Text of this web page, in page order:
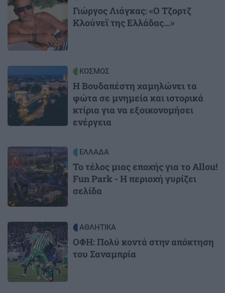
Γιώργος Λιάγκας: «Ο Τζορτζ
Κλούνεϊ της Ελλάδας…»
ΚΟΣΜΟΣ
Η Βουδαπέστη χαμηλώνει τα
φώτα σε μνημεία και ιστορικά
κτίρια για να εξοικονομήσει
ενέργεια
Image ΕΛΛΑΔΑ
Το τέλος μιας εποχής για το Allou!
Fun Park - Η περιοχή γυρίζει
σελίδα
Image ΑΘΛΗΤΙΚΑ
ΟΦΗ: Πολύ κοντά στην απόκτηση
του Σαναμπρία